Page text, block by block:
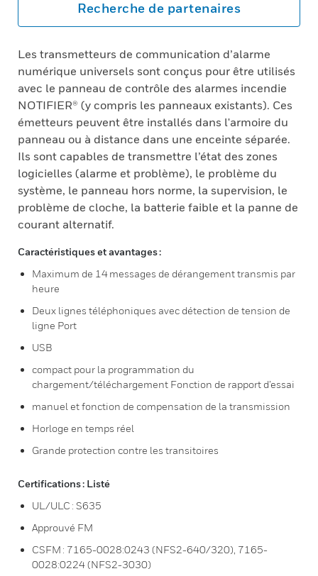
Recherche de partenaires
Les transmetteurs de communication d’alarme
numérique universels sont conçus pour être utilisés
avec le panneau de contrôle des alarmes incendie
NOTIFIER® (y compris les panneaux existants). Ces
émetteurs peuvent être installés dans l'armoire du
panneau ou à distance dans une enceinte séparée.
Ils sont capables de transmettre l’état des zones
logicielles (alarme et problème), le problème du
système, le panneau hors norme, la supervision, le
problème de cloche, la batterie faible et la panne de
courant alternatif.
Caractéristiques et avantages :
Maximum de 14 messages de dérangement transmis par
heure
Deux lignes téléphoniques avec détection de tension de
ligne Port
USB
compact pour la programmation du
chargement/téléchargement Fonction de rapport d’essai
manuel et fonction de compensation de la transmission
Horloge en temps réel
Grande protection contre les transitoires
Certifications : Listé
UL/ULC : S635
Approuvé FM
CSFM : 7165-0028:0243 (NFS2-640/320), 7165-
0028:0224 (NFS2-3030)